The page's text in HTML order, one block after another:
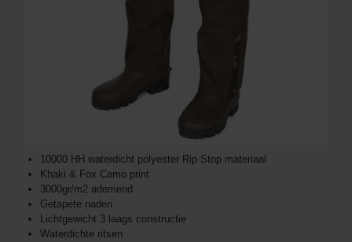
10000 HH waterdicht polyester Rip Stop materiaal
Khaki & Fox Camo print
3000gr/m2 ademend
Getapete naden
Lichtgewicht 3 laags constructie
Waterdichte ritsen